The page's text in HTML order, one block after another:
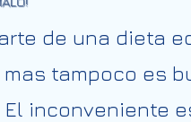
de una dieta
tampoco es
inconveniente